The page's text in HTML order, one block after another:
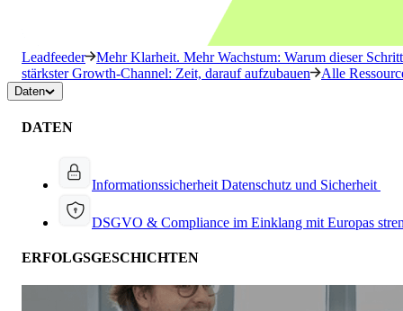
Leadfeeder
Mehr Klarheit. Mehr Wachstum: Warum dieser
stärkster Growth-Channel: Zeit, darauf aufzubauen
Alle
Daten
DATEN
Informationssicherheit Datenschutz und Sicherheit
DSGVO & Compliance im Einklang mit Europas
ERFOLGSGESCHICHTEN